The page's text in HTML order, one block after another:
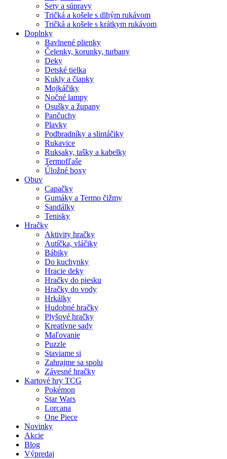
Sety a súpravy
Tričká a košele s dlhým rukávom
Tričká a košele s krátkym rukávom
Doplnky
Bavlnené plienky
Čelenky, korunky, turbany
Deky
Detské tielka
Kukly a čiapky
Mojkáčiky
Nočné lampy
Osušky a župany
Pančuchy
Plavky
Podbradníky a slintáčiky
Rukavice
Ruksaky, tašky a kabelky
Termofľaše
Úložné boxy
Obuv
Capačky
Gumáky a Termo čižmy
Sandálky
Tenisky
Hračky
Aktivity hračky
Autíčka, vláčiky
Bábiky
Do kuchynky
Hracie deky
Hračky do piesku
Hračky do vody
Hrkálky
Hudobné hračky
Plyšové hračky
Kreatívne sady
Maľovanie
Puzzle
Staviame si
Zahrajme sa spolu
Závesné hračky
Kartové hry TCG
Pokémon
Star Wars
Lorcana
One Piece
Novinky
Akcie
Blog
Výpredaj